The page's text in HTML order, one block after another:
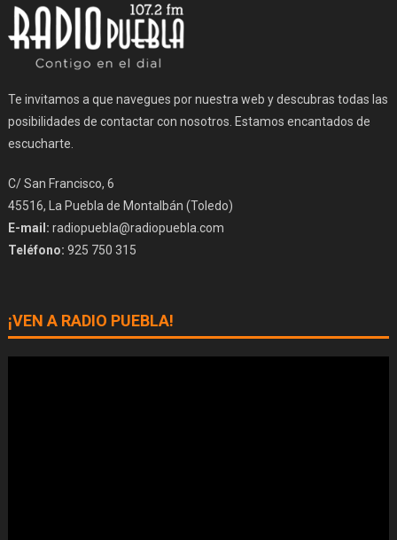
Te invitamos a que navegues por nuestra web y descubras todas las
posibilidades de contactar con nosotros. Estamos encantados de
escucharte.
C/ San Francisco, 6
45516, La Puebla de Montalbán (Toledo)
E-mail: radiopuebla@radiopuebla.com
Teléfono: 925 750 315
¡VEN A RADIO PUEBLA!